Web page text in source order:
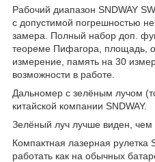
Рабочий диапазон SNDWAY
с допустимой погрешностью
замера. Полный набор доп.
теореме Пифагора, площадь,
измерение, память на 30
возможности в работе.
Дальномер с зелёным лучом
китайской компании SNDWAY.
Зелёный луч лучше виден, чем
Компактная лазерная рулетка
работать как на обычных